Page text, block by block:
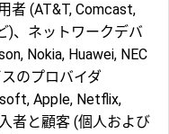
者 (AT&T, Comcast,
)、ネットワークデバ
, Nokia, Huawei, NEC
のプロバイダ
, Apple, Netflix,
者と顧客 (個人および